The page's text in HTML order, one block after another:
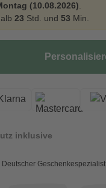
(10.08.2026)
23 Std. und 53 Min.
inklusive
Deutscher